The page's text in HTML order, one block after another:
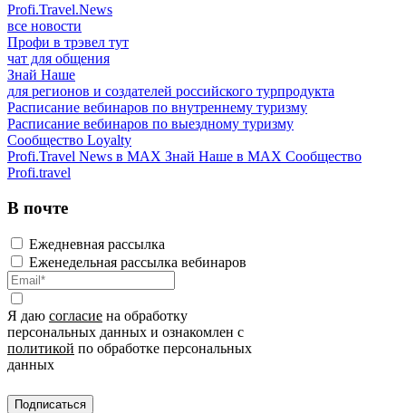
Profi.Travel.News
все новости
Профи в трэвел тут
чат для общения
Знай Наше
для регионов и создателей российского турпродукта
Расписание вебинаров по внутреннему туризму
Расписание вебинаров по выездному туризму
Сообщество Loyalty
Profi.Travel News в MAX Знай Наше в MAX Сообщество
Profi.travel
В почте
Ежедневная рассылка
Еженедельная рассылка вебинаров
Я даю согласие на обработку
персональных данных и ознакомлен с
политикой по обработке персональных
данных
Подписаться